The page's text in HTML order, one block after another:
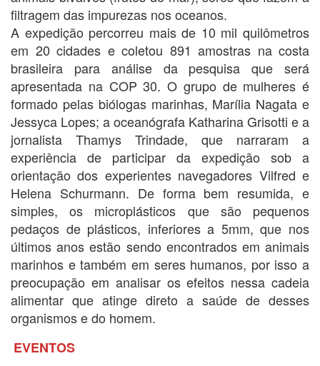
filtragem das impurezas nos oceanos.
A expedição percorreu mais de 10 mil quilômetros
em 20 cidades e coletou 891 amostras na costa
brasileira para análise da pesquisa que será
apresentada na COP 30. O grupo de mulheres é
formado pelas biólogas marinhas, Marília Nagata e
Jessyca Lopes; a oceanógrafa Katharina Grisotti e a
jornalista Thamys Trindade, que narraram a
experiência de participar da expedição sob a
orientação dos experientes navegadores Vilfred e
Helena Schurmann. De forma bem resumida, e
simples, os microplásticos que são pequenos
pedaços de plásticos, inferiores a 5mm, que nos
últimos anos estão sendo encontrados em animais
marinhos e também em seres humanos, por isso a
preocupação em analisar os efeitos nessa cadeia
alimentar que atinge direto a saúde de desses
organismos e do homem.
EVENTOS